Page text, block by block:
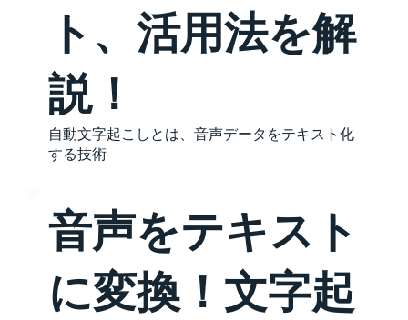
ト、活用法を解
説！
自動文字起こしとは、音声データをテキスト化
する技術
音声をテキスト
に変換！文字起